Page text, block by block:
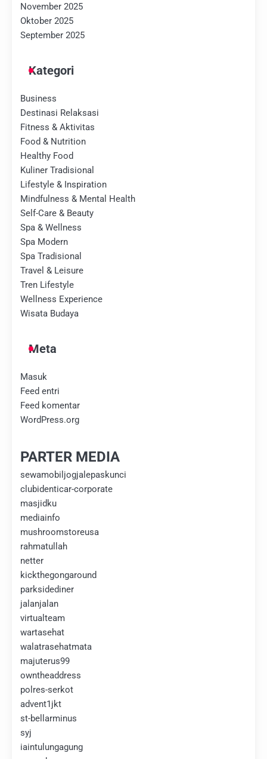
November 2025
Oktober 2025
September 2025
Kategori
Business
Destinasi Relaksasi
Fitness & Aktivitas
Food & Nutrition
Healthy Food
Kuliner Tradisional
Lifestyle & Inspiration
Mindfulness & Mental Health
Self-Care & Beauty
Spa & Wellness
Spa Modern
Spa Tradisional
Travel & Leisure
Tren Lifestyle
Wellness Experience
Wisata Budaya
Meta
Masuk
Feed entri
Feed komentar
WordPress.org
PARTER MEDIA
sewamobiljogjalepaskunci
clubidenticar-corporate
masjidku
mediainfo
mushroomstoreusa
rahmatullah
netter
kickthegongaround
parksidediner
jalanjalan
virtualteam
wartasehat
walatrasehatmata
majuterus99
owntheaddress
polres-serkot
advent1jkt
st-bellarminus
syj
iaintulungagung